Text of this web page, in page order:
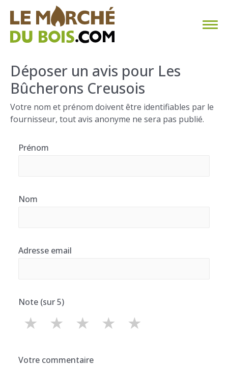
CHAUFFAGE AU BOIS
FAQ
CALCULER SA CONSOMMATION
Déposer un avis pour Les
Bûcherons Creusois
Votre nom et prénom doivent être identifiables par le
fournisseur, tout avis anonyme ne sera pas publié.
Prénom
Nom
Adresse email
Note (sur 5)
★
★
★
★
★
Votre commentaire